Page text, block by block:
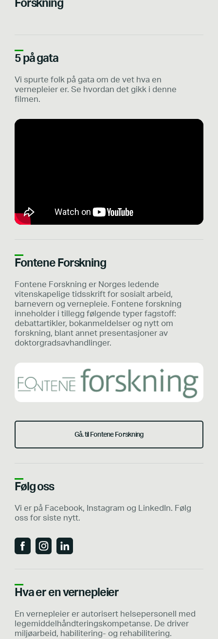
Forskning
5 på gata
Vi spurte folk på gata om de vet hva en
vernepleier er. Se hvordan det gikk i denne
filmen.
Fontene Forskning
Fontene Forskning er Norges ledende
vitenskapelige tidsskrift for sosialt arbeid,
barnevern og vernepleie. Fontene forskning
inneholder i tillegg følgende typer fagstoff:
debattartikler, bokanmeldelser og nytt om
forskning, blant annet presentasjoner av
doktorgradsavhandlinger.
Gå. til Fontene Forskning
Følg oss
Vi er på Facebook, Instagram og LinkedIn. Følg
oss for siste nytt.
Hva er en vernepleier
En vernepleier er autorisert helsepersonell med
legemiddelhåndteringskompetanse. De driver
miljøarbeid, habilitering- og rehabilitering.